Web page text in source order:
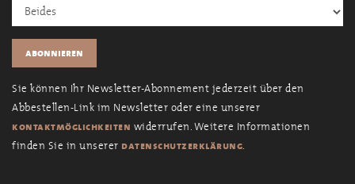
Sie können Ihr Newsletter-Abonnement jederzeit über den
Abbestellen-Link im Newsletter oder eine unserer
kontaktmöglichkeiten widerrufen. Weitere Informationen
finden Sie in unserer datenschutzerklärung.